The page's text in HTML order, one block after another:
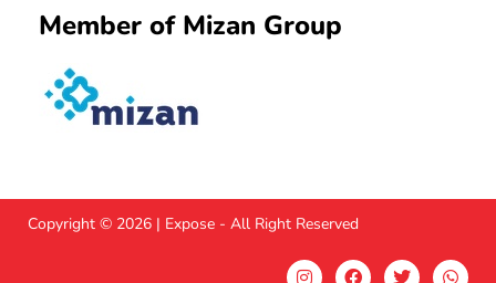
Member of Mizan Group
Copyright © 2026 | Expose - All Right Reserved